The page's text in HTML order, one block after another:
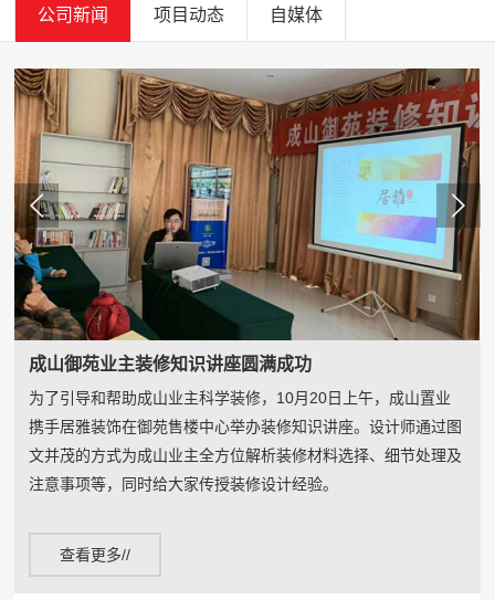
公司新闻 项目动态 自媒体
成山御苑业主装修知识讲座圆满成功
为了引导和帮助成山业主科学装修，10月20日上午，成山置业
携手居雅装饰在御苑售楼中心举办装修知识讲座。设计师通过图
文并茂的方式为成山业主全方位解析装修材料选择、细节处理及
注意事项等，同时给大家传授装修设计经验。
查看更多//
荣成市政协领导参观成山奥苑小区
8月16日上午，荣成市政协、市住建局、市社区服务中心、崖头
街道相关领导一行30余人到成山奥苑小区，参观指导小区物业管
理工作，成山物业公司相关负责人陪同。
查看更多//
1 2